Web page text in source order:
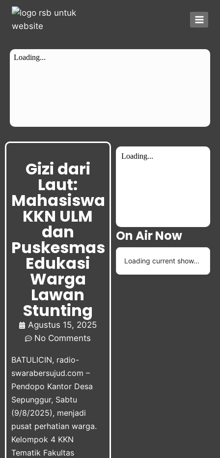
Gizi dari
Laut:
Mahasiswa
KKN ULM
dan
Puskesmas
Edukasi
Warga
Lawan
Stunting
Agustus 15, 2025
No Comments
BATULICIN, radio-
swarabersujud.com –
Pendopo Kantor Desa
Sepunggur, Sabtu
(9/8/2025), menjadi
pusat perhatian warga.
Kelompok 4 KKN
Tematik Fakultas
On Air Now
Loading current show...